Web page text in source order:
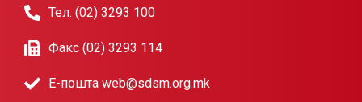
Тел. (02) 3293 100
Факс (02) 3293 114
Е-пошта web@sdsm.org.mk